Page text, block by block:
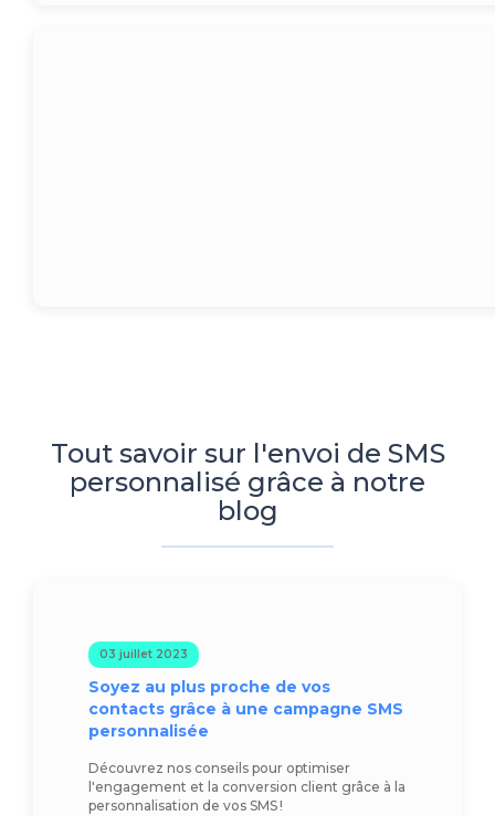
Tout savoir sur l'envoi de SMS
personnalisé grâce à notre
blog
03 juillet 2023
Soyez au plus proche de vos
contacts grâce à une campagne SMS
personnalisée
Découvrez nos conseils pour optimiser
l'engagement et la conversion client grâce à la
personnalisation de vos SMS !